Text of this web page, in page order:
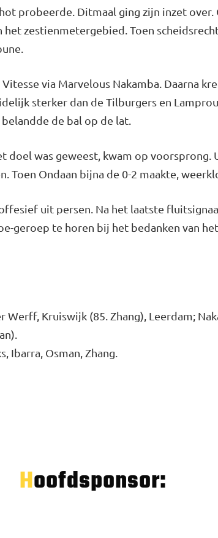
probeerde. Ditmaal ging zijn inzet
het zestienmetergebied. Toen
via Marvelous Nakamba. Daarna
sterker dan de Tilburgers en
de bal op de lat.
doel was geweest, kwam op voorsprong.
Toen Ondaan bijna de 0-2 maakte,
uit persen. Na het laatste
geroep te horen bij het bedanken van
Kruiswijk (85. Zhang), Leerdam;
Ibarra, Osman, Zhang.
Hoofdsponsor: